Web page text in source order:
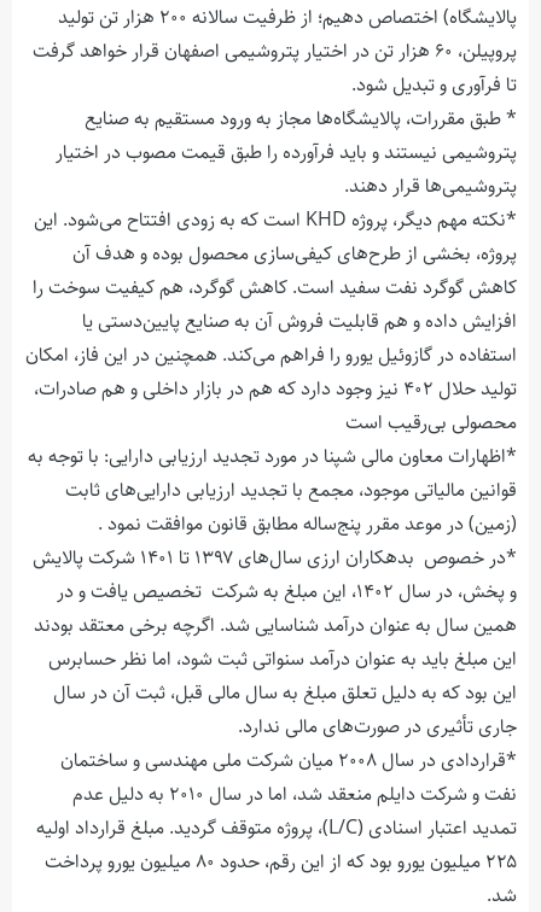
پالایشگاه) اختصاص دهیم؛ از ظرفیت سالانه ۲۰۰ هزار تن تولید
پروپیلن، ۶۰ هزار تن در اختیار پتروشیمی اصفهان قرار خواهد گرفت
تا فرآوری و تبدیل شود.
* طبق مقررات، پالایشگاه‌ها مجاز به ورود مستقیم به صنایع
پتروشیمی نیستند و باید فرآورده را طبق قیمت مصوب در اختیار
پتروشیمی‌ها قرار دهند.
*نکته مهم دیگر، پروژه KHD است که به زودی افتتاح می‌شود. این
پروژه، بخشی از طرح‌های کیفی‌سازی محصول بوده و هدف آن
کاهش گوگرد نفت سفید است. کاهش گوگرد، هم کیفیت سوخت را
افزایش داده و هم قابلیت فروش آن به صنایع پایین‌دستی یا
استفاده در گازوئیل یورو را فراهم می‌کند. همچنین در این فاز، امکان
تولید حلال ۴۰۲ نیز وجود دارد که هم در بازار داخلی و هم صادرات،
محصولی بی‌رقیب است
*اظهارات معاون مالی شپنا در مورد تجدید ارزیابی دارایی: با توجه به
قوانین مالیاتی موجود، مجمع با تجدید ارزیابی دارایی‌های ثابت
(زمین) در موعد مقرر پنج‌ساله مطابق قانون موافقت نمود .
*در خصوص بدهکاران ارزی سال‌های ۱۳۹۷ تا ۱۴۰۱ شرکت پالایش
و پخش، در سال ۱۴۰۲، این مبلغ به شرکت تخصیص یافت و در
همین سال به عنوان درآمد شناسایی شد. اگرچه برخی معتقد بودند
این مبلغ باید به عنوان درآمد سنواتی ثبت شود، اما نظر حسابرس
این بود که به دلیل تعلق مبلغ به سال مالی قبل، ثبت آن در سال
جاری تأثیری در صورت‌های مالی ندارد.
*قراردادی در سال ۲۰۰۸ میان شرکت ملی مهندسی و ساختمان
نفت و شرکت دایلم منعقد شد، اما در سال ۲۰۱۰ به دلیل عدم
تمدید اعتبار اسنادی (L/C)، پروژه متوقف گردید. مبلغ قرارداد اولیه
۲۲۵ میلیون یورو بود که از این رقم، حدود ۸۰ میلیون یورو پرداخت
شد.